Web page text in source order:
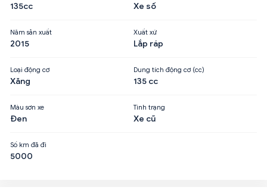
135cc Xe số
Năm sản xuất
2015
Xuất xứ
Lắp ráp
Loại động cơ
Xăng
Dung tích động cơ (cc)
135 cc
Màu sơn xe
Đen
Tình trạng
Xe cũ
Số km đã đi
5000